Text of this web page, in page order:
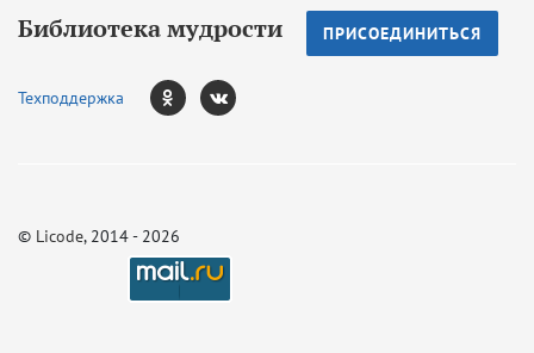
Библиотека мудрости ПРИСОЕДИНИТЬСЯ
Техподдержка
© Licode, 2014 - 2026